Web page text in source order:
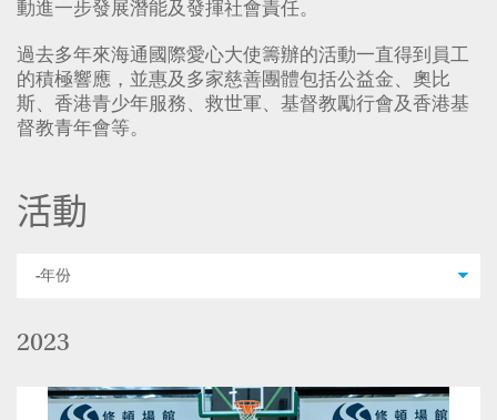
動進一步發展潛能及發揮社會責任。
過去多年來海通國際愛心大使籌辦的活動一直得到員工
的積極響應，並惠及多家慈善團體包括公益金、奧比
斯、香港青少年服務、救世軍、基督教勵行會及香港基
督教青年會等。
活動
2023